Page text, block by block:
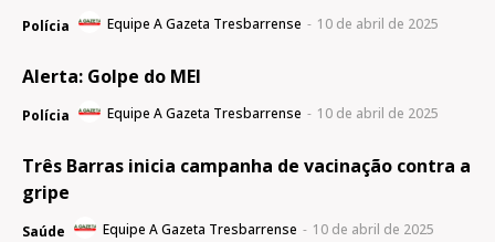
Polícia Equipe A Gazeta Tresbarrense - 10 de abril de 2025
Alerta: Golpe do MEI
Polícia Equipe A Gazeta Tresbarrense - 10 de abril de 2025
Três Barras inicia campanha de vacinação contra a
gripe
Saúde Equipe A Gazeta Tresbarrense - 10 de abril de 2025